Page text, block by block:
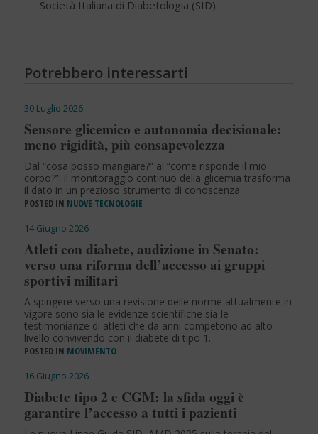
Società Italiana di Diabetologia (SID)
Potrebbero interessarti
30 Luglio 2026
Sensore glicemico e autonomia decisionale:
meno rigidità, più consapevolezza
Dal “cosa posso mangiare?” al “come risponde il mio
corpo?”: il monitoraggio continuo della glicemia trasforma
il dato in un prezioso strumento di conoscenza.
POSTED IN NUOVE TECNOLOGIE
14 Giugno 2026
Atleti con diabete, audizione in Senato:
verso una riforma dell’accesso ai gruppi
sportivi militari
A spingere verso una revisione delle norme attualmente in
vigore sono sia le evidenze scientifiche sia le
testimonianze di atleti che da anni competono ad alto
livello convivendo con il diabete di tipo 1.
POSTED IN MOVIMENTO
16 Giugno 2026
Diabete tipo 2 e CGM: la sfida oggi è
garantire l’accesso a tutti i pazienti